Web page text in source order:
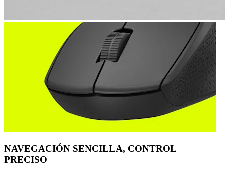
NAVEGACIÓN SENCILLA, CONTROL
PRECISO